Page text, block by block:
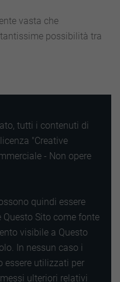
vasta che
possibilità tra
tutti i contenuti di
"Creative
- Non opere
quindi essere
Sito come fonte
visibile a Questo
In nessun caso i
essere utilizzati per
ulteriori relativi